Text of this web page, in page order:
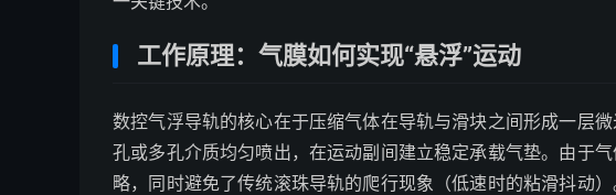
工作原理：气膜如何实现“悬浮”运动
数控气浮导轨的核心在于压缩气体在导轨与滑块之间形成一层
孔或多孔介质均匀喷出，在运动副间建立稳定承载气垫。由于
略，同时避免了传统滚珠导轨的爬行现象（低速时的粘滑抖动